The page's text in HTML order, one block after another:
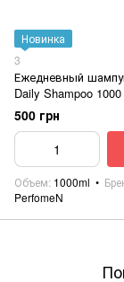
Новинка
3
Ежедневный
Daily Shampoo
500 грн
Объем 1000ml
PerfomeN